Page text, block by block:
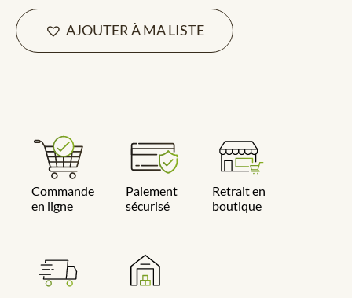
AJOUTER À MA LISTE
Commande
en ligne
Paiement
sécurisé
Retrait en
boutique